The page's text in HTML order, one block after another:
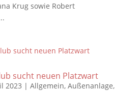
Krug sowie Robert
sucht neuen Platzwart
2023 | Allgemein, Außenanlage,